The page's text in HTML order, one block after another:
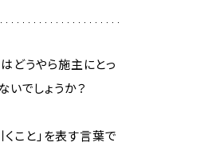
どうやら施主にとっ
でしょうか？
こと」を表す言葉で